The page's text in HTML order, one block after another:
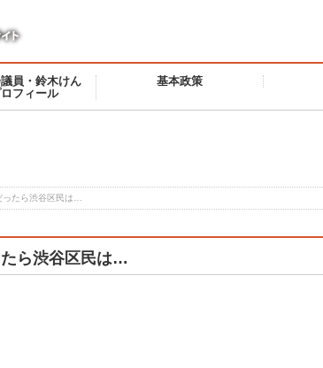
員・鈴木けん
フィール
基本政策
たら渋谷区民は…
ら渋谷区民は…